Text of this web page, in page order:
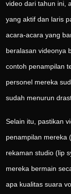
video dari tahun ini,
yang aktif dan laris
acara-acara yang
beralasan videonya
contoh penampilan
personel mereka
sudah menurun
Selain itu, pastikan
penampilan mereka
rekaman studio (lip
mereka bermain
apa kualitas suara